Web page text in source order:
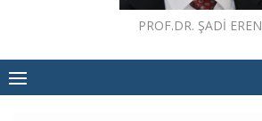
PROF.DR. ŞADI EREN